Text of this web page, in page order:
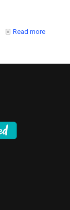
Read more